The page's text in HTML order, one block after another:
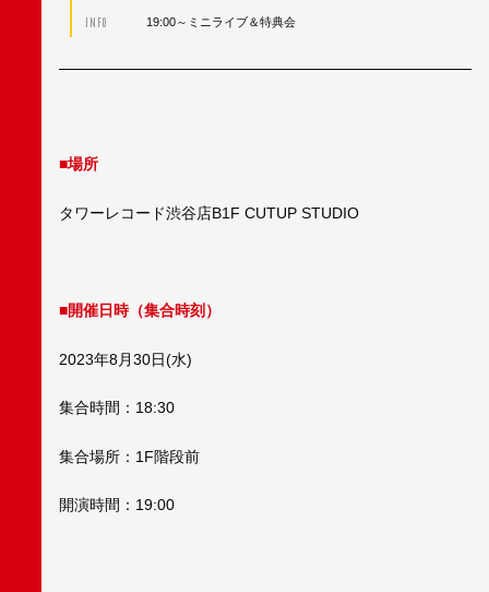
INFO 19:00～ミニライブ＆特典会
■場所
タワーレコード渋谷店B1F CUTUP STUDIO
■開催日時（集合時刻）
2023年8月30日(水)
集合時間：18:30
集合場所：1F階段前
開演時間：19:00